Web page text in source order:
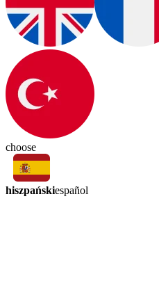
choose
hiszpańskiespañol